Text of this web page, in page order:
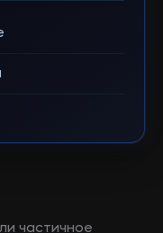
частичное